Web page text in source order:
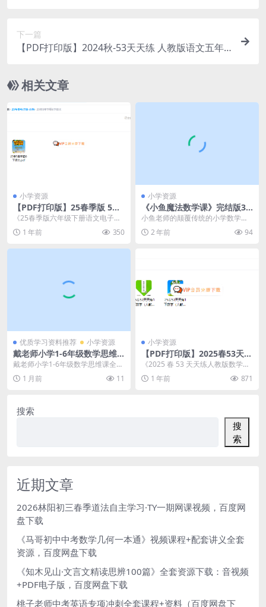
下一篇
【PDF打印版】2024秋-53天天练 人教版语文五年
文档下载
相关文章
小学资源
【PDF打印版】25春季版 5星
学霸 语文六年级下册 电子版
试题卷在线下载 含答案
《25春季版六年级下册语文电子版
试题卷（PDF打印版，含答案）在
线下载》 各位家...
1 年前 350
小学资源
《小鱼魔法数学课》完结版35
节课颠覆传统高效提升数学成
绩小学1-6年级适用 高清视频
课程MP4 百度网盘下载
小鱼老师的颠覆传统的小学数学思
维课。小学1-6年级适用。一共35节
课，带来不止是...
2 年前 94
优质学习资料推荐 小学资源
戴老师小学1-6年级数学思维
课全套视频 百度网盘下载
戴老师小学1-6年级数学思维课全套
视频，是一套专为小学生系统培养
数学思维能力的精...
1 月前 11
小学资源
【PDF打印版】2025春53天天
练 人教版数学一年级下册 试
测评卷 3份PDF电子版文档 在
《2025 春 53 天天练人教版数学一
年级下册试卷合集》介绍 本套文档
专为 2...
1 年前 871
搜索
搜
索
近期文章
2026林阳初三春季道法自主学习·TY一期网课视频，百度网
盘下载
《马哥初中中考数学几何一本通》视频课程+配套讲义全套
资源，百度网盘下载
《知木见山·文言文精读思辨100篇》全套资源下载：音视频
+PDF电子版，百度网盘下载
桃子老师中考英语专项冲刺全套课程+资料（百度网盘下